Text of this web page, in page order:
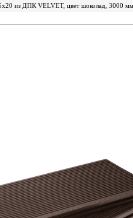
из ДПК VELVET, цвет шоколад, 3000 мм